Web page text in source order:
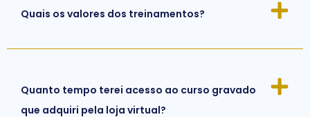
Quais os valores dos treinamentos?
Quanto tempo terei acesso ao curso gravado
que adquiri pela loja virtual?